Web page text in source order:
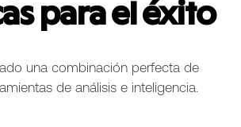
para el éxito
una combinación perfecta de
de análisis e inteligencia.